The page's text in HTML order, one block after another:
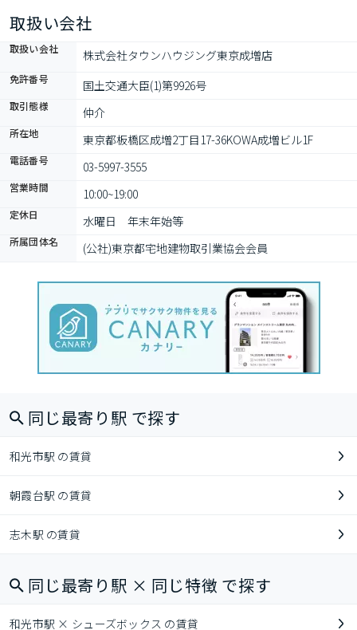
取扱い会社
取扱い会社 株式会社タウンハウジング東京成増店
免許番号 国土交通大臣(1)第9926号
取引態様 仲介
所在地 東京都板橋区成増2丁目17-36KOWA成増ビル1F
電話番号 03-5997-3555
営業時間 10:00~19:00
定休日 水曜日　年末年始等
所属団体名 (公社)東京都宅地建物取引業協会会員
同じ最寄り駅 で探す
和光市駅 の賃貸
朝霞台駅 の賃貸
志木駅 の賃貸
同じ最寄り駅 × 同じ特徴 で探す
和光市駅 × シューズボックス の賃貸